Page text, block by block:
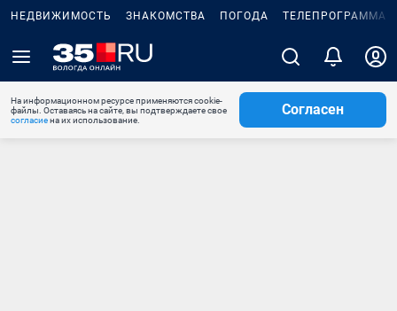
НЕДВИЖИМОСТЬ ЗНАКОМСТВА ПОГОДА ТЕЛЕПРОГРАММА
На информационном ресурсе применяются cookie-
файлы. Оставаясь на сайте, вы подтверждаете свое
согласиена их использование.
Согласен